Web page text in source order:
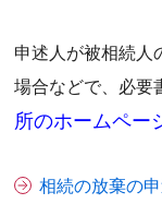
申述人が被相続人
場合などで、必要
所のホームペー
相続の放棄の